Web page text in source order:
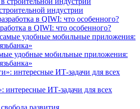
индустрии
в QIWI: что особенного?
удобные мобильные приложения:
интересные ИТ-задачи для всех